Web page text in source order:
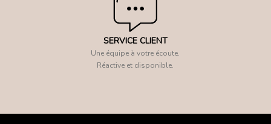
SERVICE CLIENT
Une équipe à votre écoute.
Réactive et disponible.